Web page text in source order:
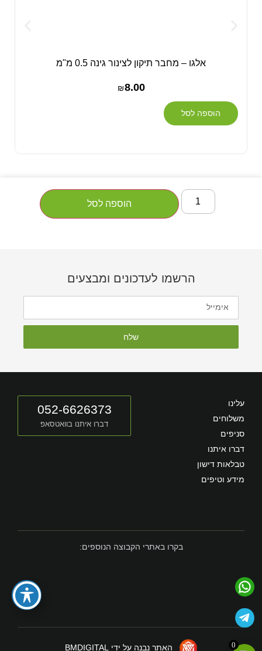
אלגו – מחבר תיקון לצינור גינה 0.5 מ"מ
₪8.00
הוספה לסל
הוספה לסל
הרשמו לעדכונים ומבצעים
שלח
עלינו
משלוחים
סניפים
דברו איתנו
טבלאות דישון
מידע וטיפים
052-6626373
דברו איתנו בוואטסאפ
בקרו באתרי הקבוצה הנוספים:
האתר נבנה על ידי BMDIGITAL 0